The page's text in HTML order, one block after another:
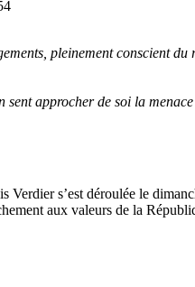
pleinement conscient du
sent approcher de soi la
Verdier s’est déroulée le
aux valeurs de la